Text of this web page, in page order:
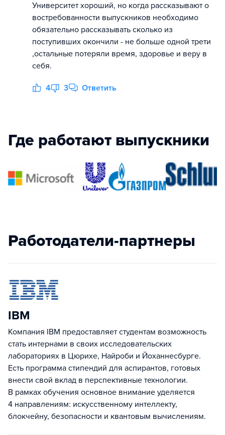
Университет хороший, но когда рассказывают о
востребованности выпускников необходимо
обязательно рассказывать сколько из
поступивших окончили - не больше одной трети
,остальные потеряли время, здоровье и веру в
себя.
4 3 Ответить
Где работают выпускники
Работодатели-партнеры
IBM
Компания IBM предоставляет студентам возможность
стать интернами в своих исследовательских
лабораториях в Цюрихе, Найроби и Йоханнесбурге.
Есть программа стипендий для аспирантов, готовых
внести свой вклад в перспективные технологии.
В рамках обучения основное внимание уделяется
4 направлениям: искусственному интеллекту,
блокчейну, безопасности и квантовым вычислениям.